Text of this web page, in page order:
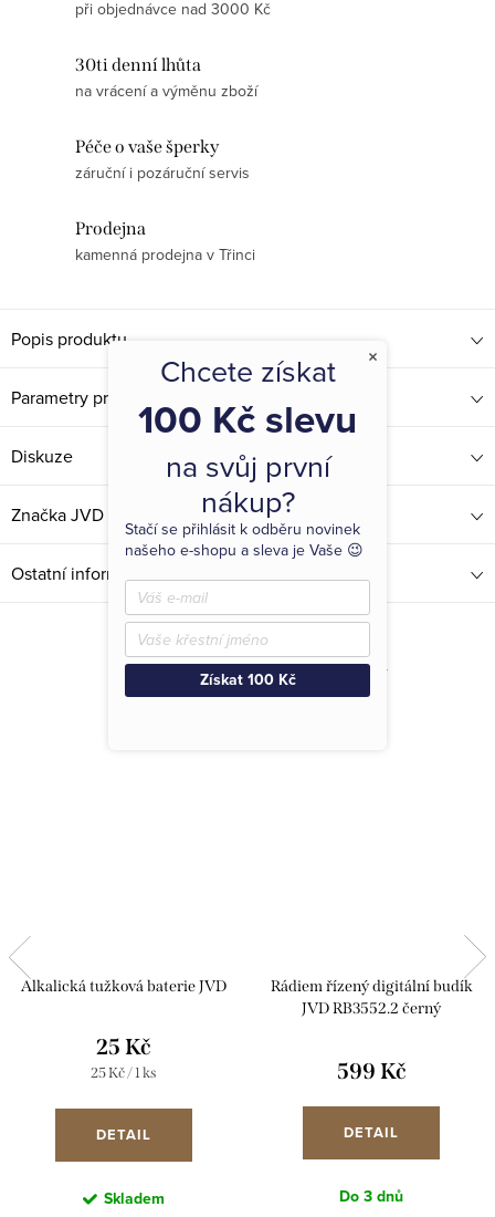
při objednávce nad 3000 Kč
30ti denní lhůta
na vrácení a výměnu zboží
Péče o vaše šperky
záruční i pozáruční servis
Prodejna
kamenná prodejna v Třinci
Popis produktu
Parametry produktu
Diskuze
ZnačkaJVD
Ostatní informace
Související produkty
Alkalická tužková baterie JVD
25 Kč
Měrná
25 Kč / 1 ks
DETAIL
Skladem
Rádiem řízený digitální budík
JVD RB3552.2 černý
599 Kč
DETAIL
Do 3 dnů
×
Chcete získat
100 Kč slevu
na svůj první
nákup?
Stačí se přihlásit k odběru novinek
našeho e-shopu a sleva je Vaše 😉
Získat 100 Kč